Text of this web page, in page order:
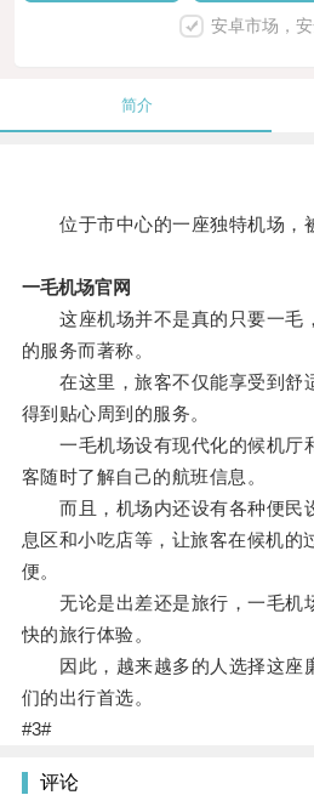
安卓市场，
简介
位于市中心的一座独特机场，被
一毛机场官网
这座机场并不是真的只要一毛
的服务而著称。
在这里，旅客不仅能享受到舒
得到贴心周到的服务。
一毛机场设有现代化的候机厅
客随时了解自己的航班信息。
而且，机场内还设有各种便民
息区和小吃店等，让旅客在候机的
便。
无论是出差还是旅行，一毛机
快的旅行体验。
因此，越来越多的人选择这座
们的出行首选。
#3#
评论